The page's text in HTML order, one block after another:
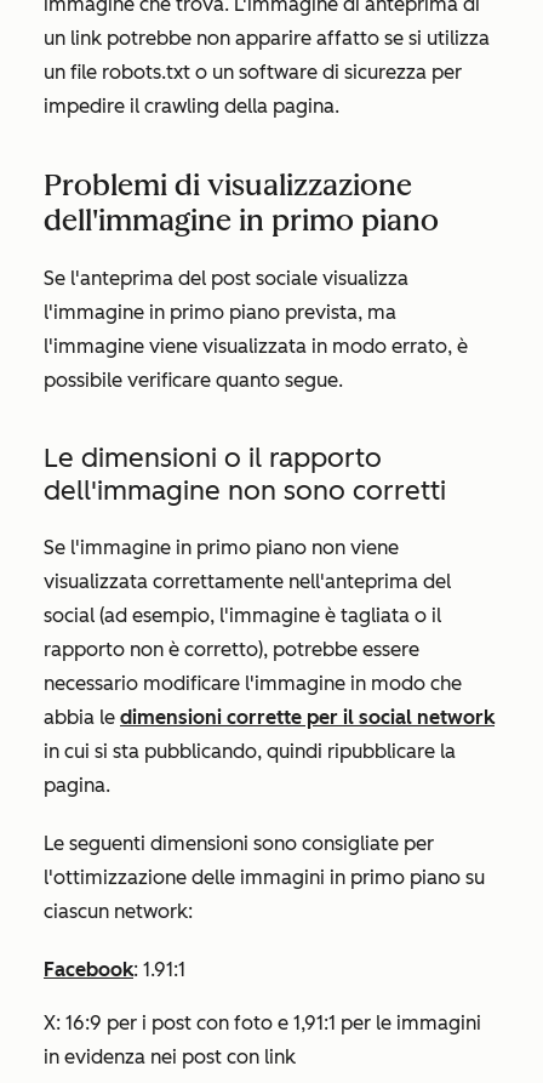
un link potrebbe non apparire affatto se si utilizza
un file robots.txt o un software di sicurezza per
impedire il crawling della pagina.
Problemi di visualizzazione
dell'immagine in primo piano
Se l'anteprima del post sociale visualizza
l'immagine in primo piano prevista, ma
l'immagine viene visualizzata in modo errato, è
possibile verificare quanto segue.
Le dimensioni o il rapporto
dell'immagine non sono corretti
Se l'immagine in primo piano non viene
visualizzata correttamente nell'anteprima del
social (ad esempio, l'immagine è tagliata o il
rapporto non è corretto), potrebbe essere
necessario modificare l'immagine in modo che
abbia le dimensioni corrette per il social network
in cui si sta pubblicando, quindi ripubblicare la
pagina.
Le seguenti dimensioni sono consigliate per
l'ottimizzazione delle immagini in primo piano su
ciascun network:
Facebook: 1.91:1
X: 16:9 per i post con foto e 1,91:1 per le immagini
in evidenza nei post con link